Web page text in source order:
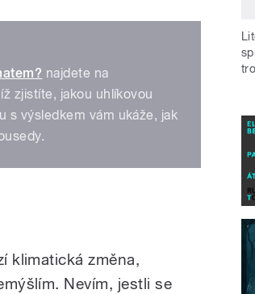
najdete na
zjistíte, jakou uhlíkovou
s výsledkem vám ukáže, jak
klimatická změna,
Nevím, jestli se